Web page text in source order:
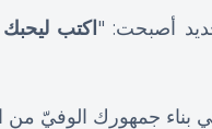
أصبحت: "اكتب
بناء جمهورك الوفيّ من